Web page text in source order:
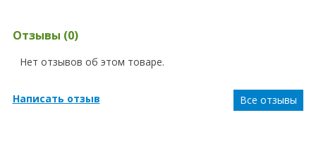
Отзывы (0)
Нет отзывов об этом товаре.
Написать отзыв Все отзывы